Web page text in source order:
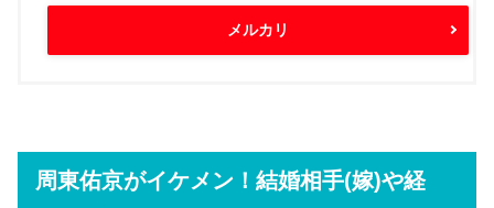
メルカリ
周東佑京がイケメン！結婚相手(嫁)や経